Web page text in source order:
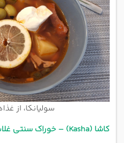
سولیانکا، از
کاشا (Kasha) – خوراک سنتی غلات در روسیه